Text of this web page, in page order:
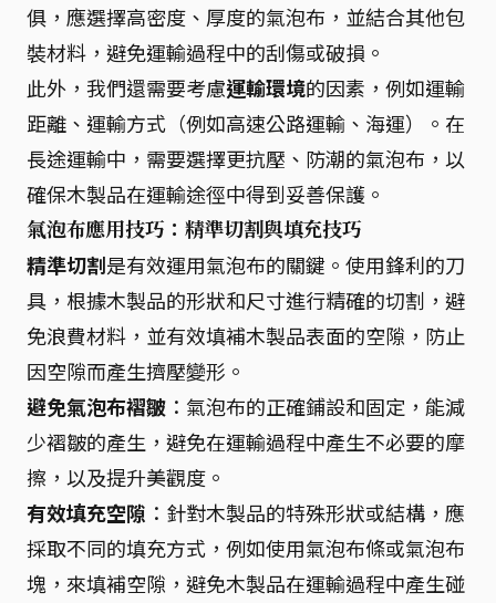
俱，應選擇高密度、厚度的氣泡布，並結合其他包
裝材料，避免運輸過程中的刮傷或破損。
此外，我們還需要考慮運輸環境的因素，例如運輸
距離、運輸方式（例如高速公路運輸、海運）。在
長途運輸中，需要選擇更抗壓、防潮的氣泡布，以
確保木製品在運輸途徑中得到妥善保護。
氣泡布應用技巧：精準切割與填充技巧
精準切割是有效運用氣泡布的關鍵。使用鋒利的刀
具，根據木製品的形狀和尺寸進行精確的切割，避
免浪費材料，並有效填補木製品表面的空隙，防止
因空隙而產生擠壓變形。
避免氣泡布褶皺 ：氣泡布的正確鋪設和固定，能減
少褶皺的產生，避免在運輸過程中產生不必要的摩
擦，以及提升美觀度。
有效填充空隙 ：針對木製品的特殊形狀或結構，應
採取不同的填充方式，例如使用氣泡布條或氣泡布
塊，來填補空隙，避免木製品在運輸過程中產生碰